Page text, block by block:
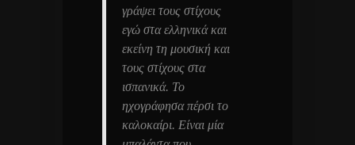
γράψει τους στίχους
εγώ στα ελληνικά και
εκείνη τη μουσική και
τους στίχους στα
ισπανικά. Το
ηχογράφησα πέρσι το
καλοκαίρι. Είναι μία